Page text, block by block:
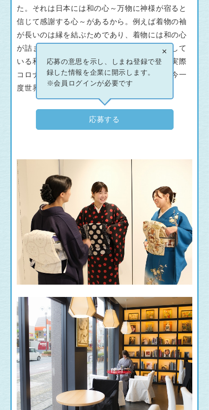
た。それは日本には和の心～万物に神様が宿ると
信じて感謝する心～があるから。例えば着物の袖
が長いのは縁を結ぶためであり、着物には和の心
が詰まっています。着物を通じて世界が注目して
いる和の心を世界へ発信していきましょう。実際
コロナ前にはロンドン店を出していました。今一
度世界進出にチャレンジしていきます！
応募する
×
応募の意思を示し、しまね登録で登
録した情報を企業に開示します。
※会員ログインが必要です